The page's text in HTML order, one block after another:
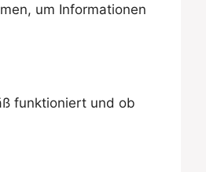
um Informationen
funktioniert und ob